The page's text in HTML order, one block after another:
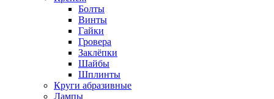
Болты
Винты
Гайки
Гровера
Заклёпки
Шайбы
Шплинты
Круги абразивные
Лампы